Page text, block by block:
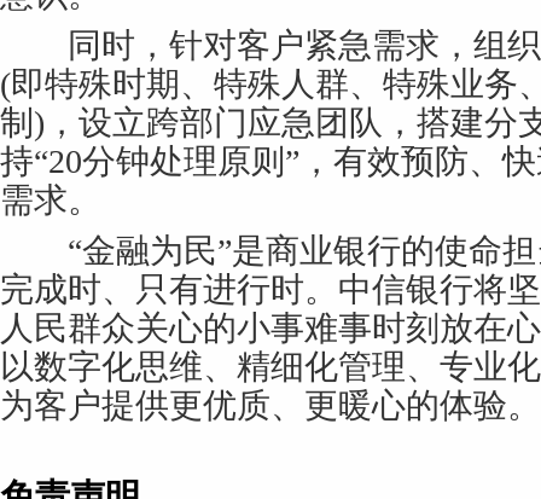
同时，针对客户紧急需求，组织
(即特殊时期、特殊人群、特殊业务
制)，设立跨部门应急团队，搭建分
持“20分钟处理原则”，有效预防、
需求。
“金融为民”是商业银行的使命担
完成时、只有进行时。中信银行将
人民群众关心的小事难事时刻放在
以数字化思维、精细化管理、专业
为客户提供更优质、更暖心的体验。